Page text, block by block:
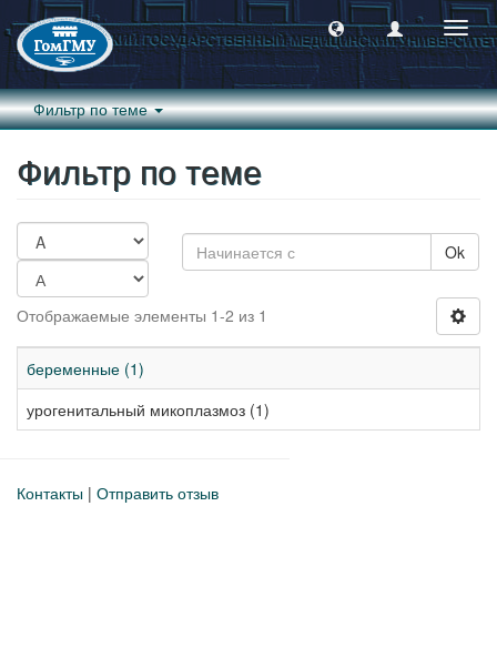
Фильтр по теме
Фильтр по теме
Ok
Отображаемые элементы 1-2 из 1
беременные (1)
урогенитальный микоплазмоз (1)
Контакты | Отправить отзыв